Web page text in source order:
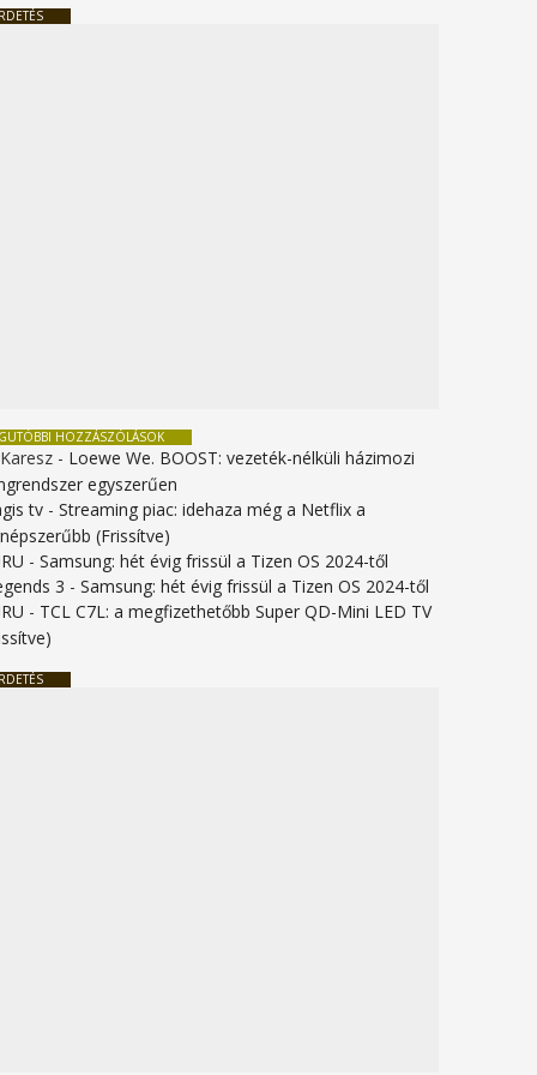
HOZZÁSZÓLÁSOK
- Loewe We. BOOST: vezeték-nélküli házimozi
egyszerűen
tv -Streaming piac: idehaza még a Netflix a
(Frissítve)
-Samsung: hét évig frissül a Tizen OS 2024-től
3 -Samsung: hét évig frissül a Tizen OS 2024-től
- TCL C7L: a megfizethetőbb Super QD-Mini LED TV